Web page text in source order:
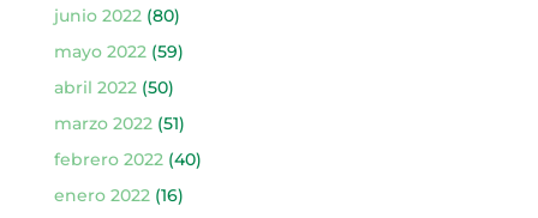
junio 2022(80)
mayo 2022(59)
abril 2022(50)
marzo 2022(51)
febrero 2022(40)
enero 2022(16)